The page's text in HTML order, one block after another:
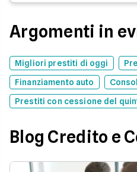
Argomenti in
Migliori prestiti di oggi
Finanziamento auto
Prestiti con cessione del
Blog Credito e